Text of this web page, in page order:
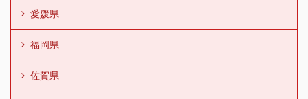
愛媛県
福岡県
佐賀県